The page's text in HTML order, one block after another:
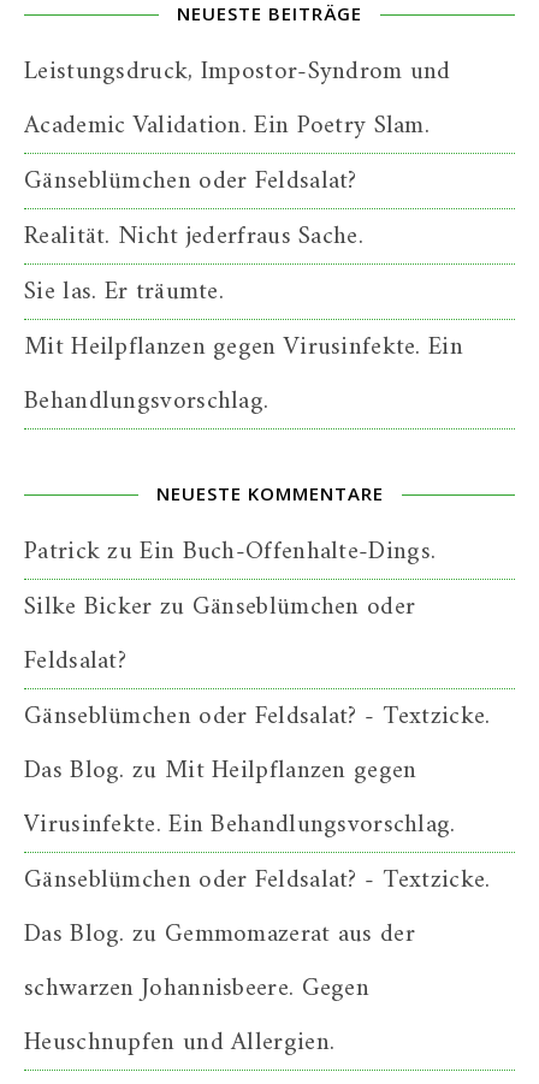
NEUESTE BEITRÄGE
Leistungsdruck, Impostor-Syndrom und
Academic Validation. Ein Poetry Slam.
Gänseblümchen oder Feldsalat?
Realität. Nicht jederfraus Sache.
Sie las. Er träumte.
Mit Heilpflanzen gegen Virusinfekte. Ein
Behandlungsvorschlag.
NEUESTE KOMMENTARE
PatrickzuEin Buch-Offenhalte-Dings.
Silke Bickerzu Gänseblümchen oder
Feldsalat?
Gänseblümchen oder Feldsalat? - Textzicke.
Das Blog. zu Mit Heilpflanzen gegen
Virusinfekte. Ein Behandlungsvorschlag.
Gänseblümchen oder Feldsalat? - Textzicke.
Das Blog. zu Gemmomazerat aus der
schwarzen Johannisbeere. Gegen
Heuschnupfen und Allergien.